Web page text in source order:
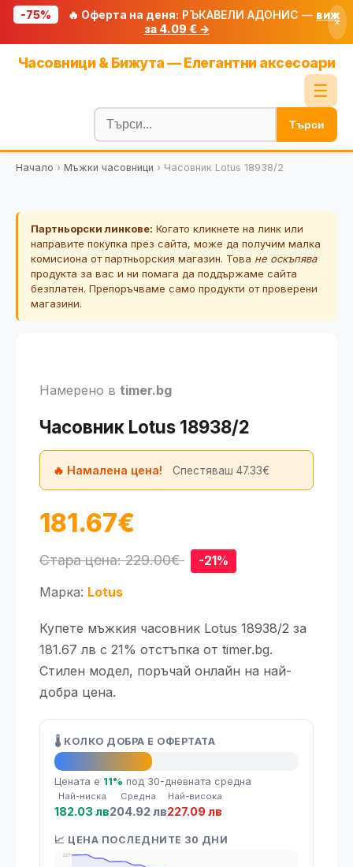
-75% 🔥 Оферта на деня: РЪКАВЕЛИ АДОНИС — виж
за 4.09 € →
×
Часовници & Бижута — Елегантни аксесоари
☰
Блог
🧮 Калкулатори
🔍 Намери продукт
🎟️ Купони
Търси
Начало › Мъжки часовници › Часовник Lotus 18938/2
Партньорски линкове: Когато кликнете на линк или
направите покупка през сайта, може да получим малка
комисиона от партньорския магазин. Това не оскъпява
продукта за вас и ни помага да поддържаме сайта
безплатен. Препоръчваме само продукти от проверени
магазини.
Намерено в timer.bg
Часовник Lotus 18938/2
🔥 Намалена цена! Спестяваш 47.33€
181.67€
Стара цена: 229.00€ -21%
Марка: Lotus
Купете мъжкия часовник Lotus 18938/2 за
181.67 лв с 21% отстъпка от timer.bg.
Стилен модел, поръчай онлайн на най-
добра цена.
🌡️ КОЛКО ДОБРА Е ОФЕРТАТА
👍 Добра оферта
Цената е 11% под 30-дневната средна
Най-ниска
182.03 лв
Средна
204.92 лв
Най-висока
227.09 лв
📈 ЦЕНА ПОСЛЕДНИТЕ 30 ДНИ
227